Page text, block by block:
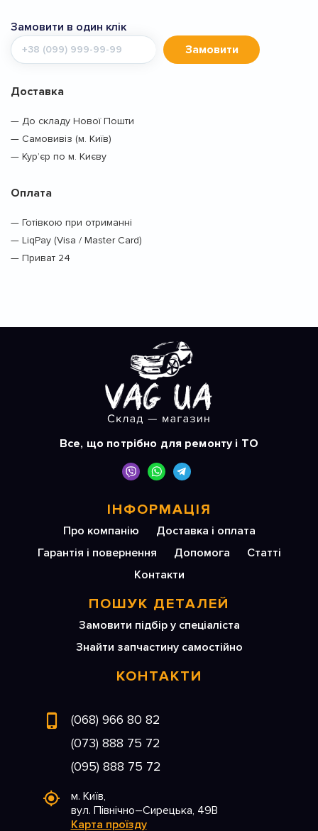
Замовити в один клік
Мобільний
телефон
Замовити
Доставка
— До складу Нової Пошти
— Самовивіз (м. Київ)
— Кур’єр по м. Києву
Оплата
— Готівкою при отриманні
— LiqPay (Visa / Master Card)
— Приват 24
Все, що потрібно для ремонту і ТО
ІНФОРМАЦІЯ
Про компанію
Доставка і оплата
Гарантія і повернення
Допомога
Статті
Контакти
ПОШУК ДЕТАЛЕЙ
Замовити підбір у спеціаліста
Знайти запчастину самостійно
КОНТАКТИ
(068) 966 80 82
(073) 888 75 72
(095) 888 75 72
м. Київ,
вул. Північно–Сирецька, 49В
Карта проїзду